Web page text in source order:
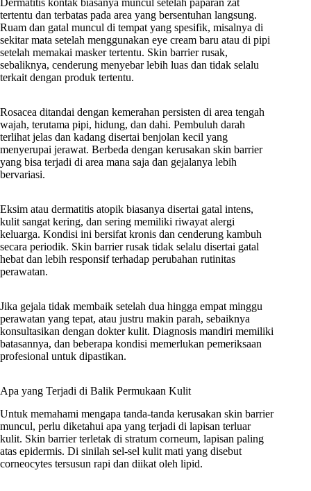
Dermatitis kontak biasanya muncul setelah paparan zat
tertentu dan terbatas pada area yang bersentuhan langsung.
Ruam dan gatal muncul di tempat yang spesifik, misalnya di
sekitar mata setelah menggunakan eye cream baru atau di pipi
setelah memakai masker tertentu. Skin barrier rusak,
sebaliknya, cenderung menyebar lebih luas dan tidak selalu
terkait dengan produk tertentu.
Rosacea ditandai dengan kemerahan persisten di area tengah
wajah, terutama pipi, hidung, dan dahi. Pembuluh darah
terlihat jelas dan kadang disertai benjolan kecil yang
menyerupai jerawat. Berbeda dengan kerusakan skin barrier
yang bisa terjadi di area mana saja dan gejalanya lebih
bervariasi.
Eksim atau dermatitis atopik biasanya disertai gatal intens,
kulit sangat kering, dan sering memiliki riwayat alergi
keluarga. Kondisi ini bersifat kronis dan cenderung kambuh
secara periodik. Skin barrier rusak tidak selalu disertai gatal
hebat dan lebih responsif terhadap perubahan rutinitas
perawatan.
Jika gejala tidak membaik setelah dua hingga empat minggu
perawatan yang tepat, atau justru makin parah, sebaiknya
konsultasikan dengan dokter kulit. Diagnosis mandiri memiliki
batasannya, dan beberapa kondisi memerlukan pemeriksaan
profesional untuk dipastikan.
Apa yang Terjadi di Balik Permukaan Kulit
Untuk memahami mengapa tanda-tanda kerusakan skin barrier
muncul, perlu diketahui apa yang terjadi di lapisan terluar
kulit. Skin barrier terletak di stratum corneum, lapisan paling
atas epidermis. Di sinilah sel-sel kulit mati yang disebut
corneocytes tersusun rapi dan diikat oleh lipid.